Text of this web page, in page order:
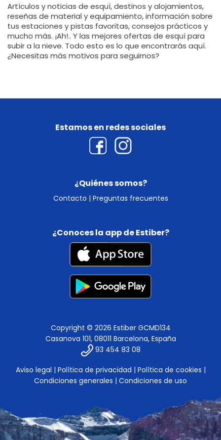
Artículos y noticias de esquí, destinos y alojamientos,
reseñas de material y equipamiento, información sobre
tus estaciones y pistas favoritas, consejos prácticos y
mucho más. ¡Ah!.. Y las mejores ofertas de esquí para
subir a la nieve. Todo esto es lo que encontrarás aquí.
¿Necesitas más motivos para seguirnos?
¿Quiénes somos?
Contacto | Preguntas frecuentes
Estamos en redes sociales
¿Conoces la app de Estiber?
Copyright © 2026 Estiber GCMD134
Casanova 101, 08011 Barcelona, España
93 454 83 08
Aviso legal | Política de privacidad | Política de cookies |
Condiciones generales | Condiciones de uso